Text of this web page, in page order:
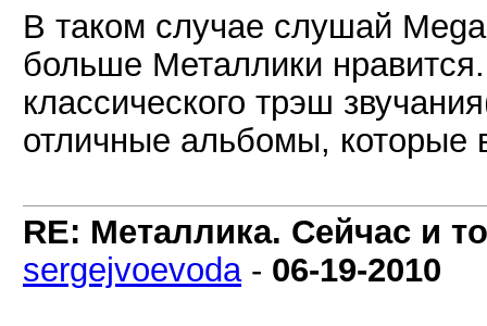
В таком случае слушай
больше Металлики
классического трэш
отличные альбомы, которые
RE: Металлика. Сейчас и
sergejvoevoda- 06-19-2010